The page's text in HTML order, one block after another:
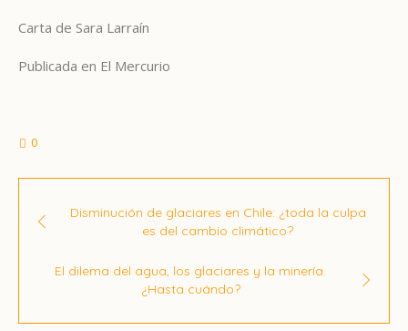
Carta de Sara Larraín
Publicada en El Mercurio
0
Disminución de glaciares en Chile: ¿toda la culpa
es del cambio climático?
El dilema del agua, los glaciares y la minería.
¿Hasta cuándo?